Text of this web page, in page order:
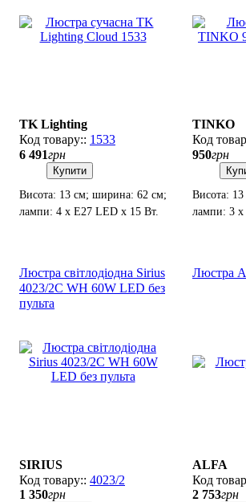
TK Lighting
1533
6 491грн
Купити
Висота: 13 см; ширина: 62 см;
лампи: 4 х Е27 LED х 15 Вт.
TINKO
950грн
Висота:
лампи: 3 х
Люстра світлодіодна Sirius
4023/2С WH 60W LED без
пульта
SIRIUS
4023/2
1 350грн
Люстра
ALFA
2 753грн